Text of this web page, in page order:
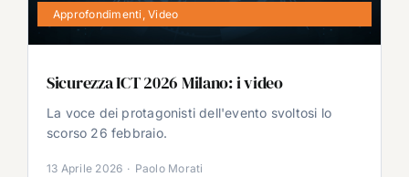
Approfondimenti ,Video
Sicurezza ICT 2026 Milano: i video
La voce dei protagonisti dell'evento svoltosi lo
scorso 26 febbraio.
13 Aprile 2026 · Paolo Morati